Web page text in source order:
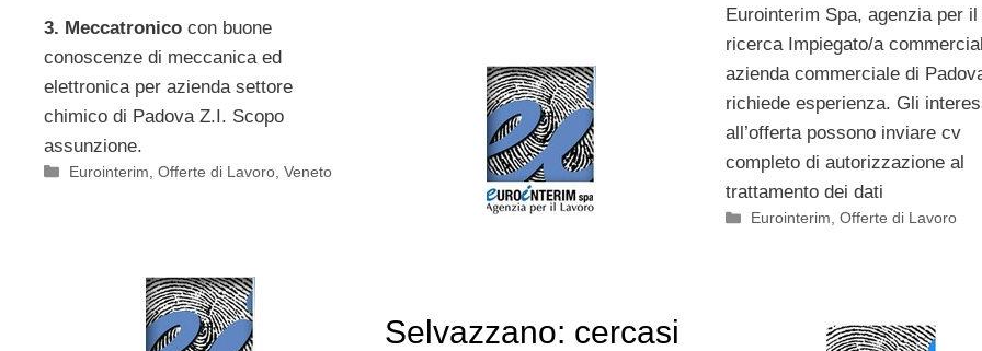
3. Meccatronico con buone
conoscenze di meccanica ed
elettronica per azienda settore
chimico di Padova Z.I. Scopo
assunzione.
Categorie
Eurointerim ,Offerte di Lavoro ,Veneto
Eurointerim Spa, agenzia per
ricerca Impiegato/a
azienda commerciale di
richiede esperienza. Gli
all’offerta possono inviare cv
completo di autorizzazione al
trattamento dei dati
Categorie
Eurointerim,Offerte di Lavoro
Selvazzano: cercasi